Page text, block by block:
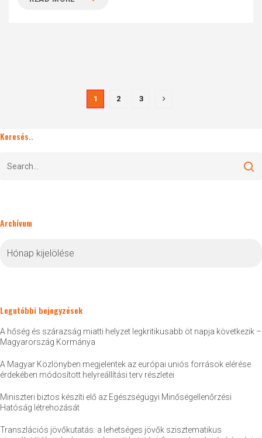
1 2 3
Keresés..
Archívum
Legutóbbi bejegyzések
A hőség és szárazság miatti helyzet legkritikusabb öt napja következik –
Magyarország Kormánya
A Magyar Közlönyben megjelentek az európai uniós források elérése
érdekében módosított helyreállítási terv részletei
Miniszteri biztos készíti elő az Egészségügyi Minőségellenőrzési
Hatóság létrehozását
Transzlációs jövőkutatás: a lehetséges jövők szisztematikus